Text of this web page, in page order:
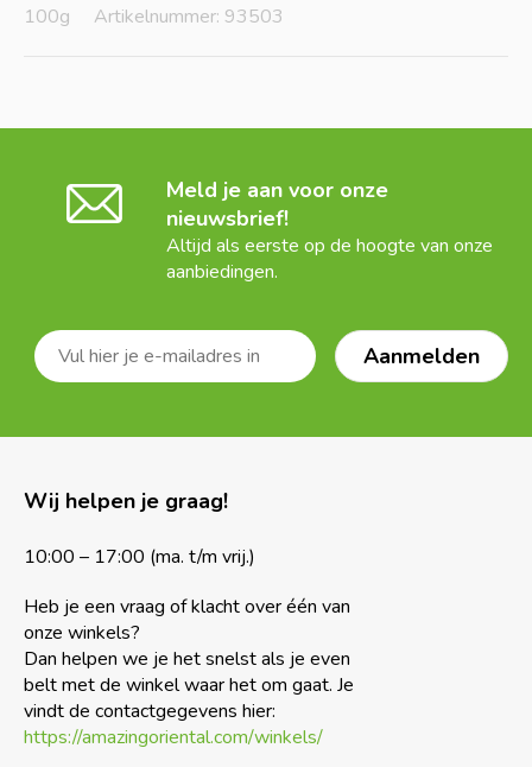
100g Artikelnummer: 93503
Meld je aan voor onze
nieuwsbrief!
Altijd als eerste op de hoogte van onze
aanbiedingen.
Wij helpen je graag!
10:00 – 17:00 (ma. t/m vrij.)
Heb je een vraag of klacht over één van
onze winkels?
Dan helpen we je het snelst als je even
belt met de winkel waar het om gaat. Je
vindt de contactgegevens hier:
https://amazingoriental.com/winkels/